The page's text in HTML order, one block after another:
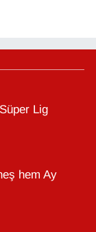
Lig
hem Ay